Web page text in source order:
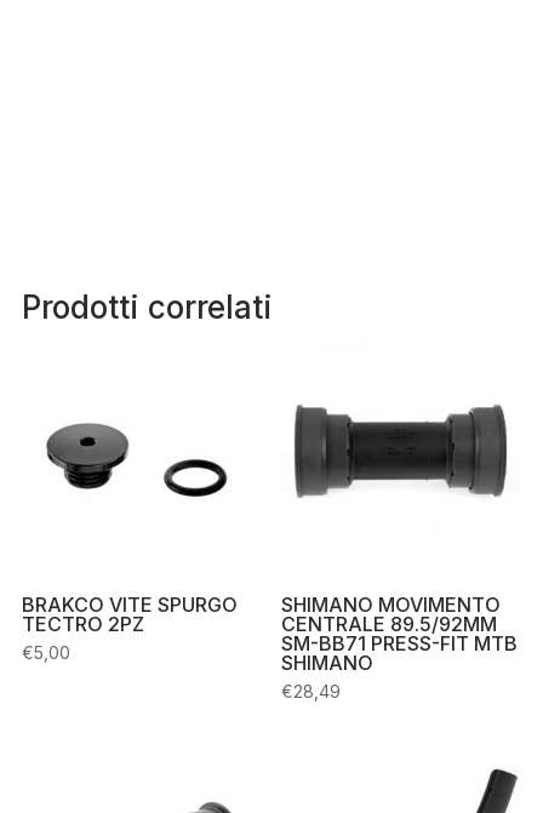
Prodotti correlati
BRAKCO VITE SPURGO
TECTRO 2PZ
€5,00
SHIMANO MOVIMENTO
CENTRALE 89.5/92MM
SM-BB71 PRESS-FIT MTB
SHIMANO
€28,49